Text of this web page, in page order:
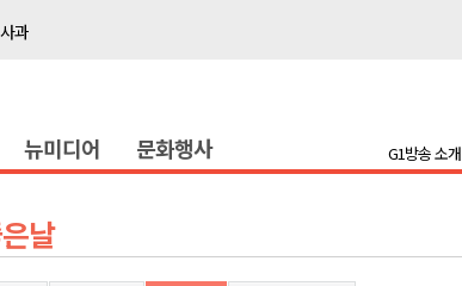
과
강연
의
뉴미디어 문화행사 G1방송 소개
날